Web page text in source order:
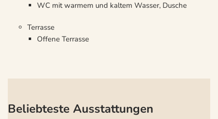
WC mit warmem und kaltem Wasser, Dusche
Terrasse
Offene Terrasse
Beliebteste Ausstattungen